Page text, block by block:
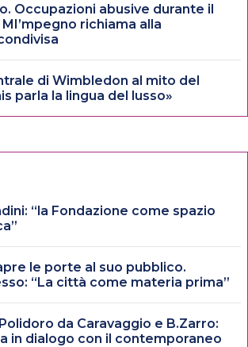
Occupazioni abusive durante il
richiama alla
di Wimbledon al mito del
parla la lingua del lusso»
“la Fondazione come spazio
le porte al suo pubblico.
“La città come materia prima”
da Caravaggio e B.Zarro:
in dialogo con il contemporaneo